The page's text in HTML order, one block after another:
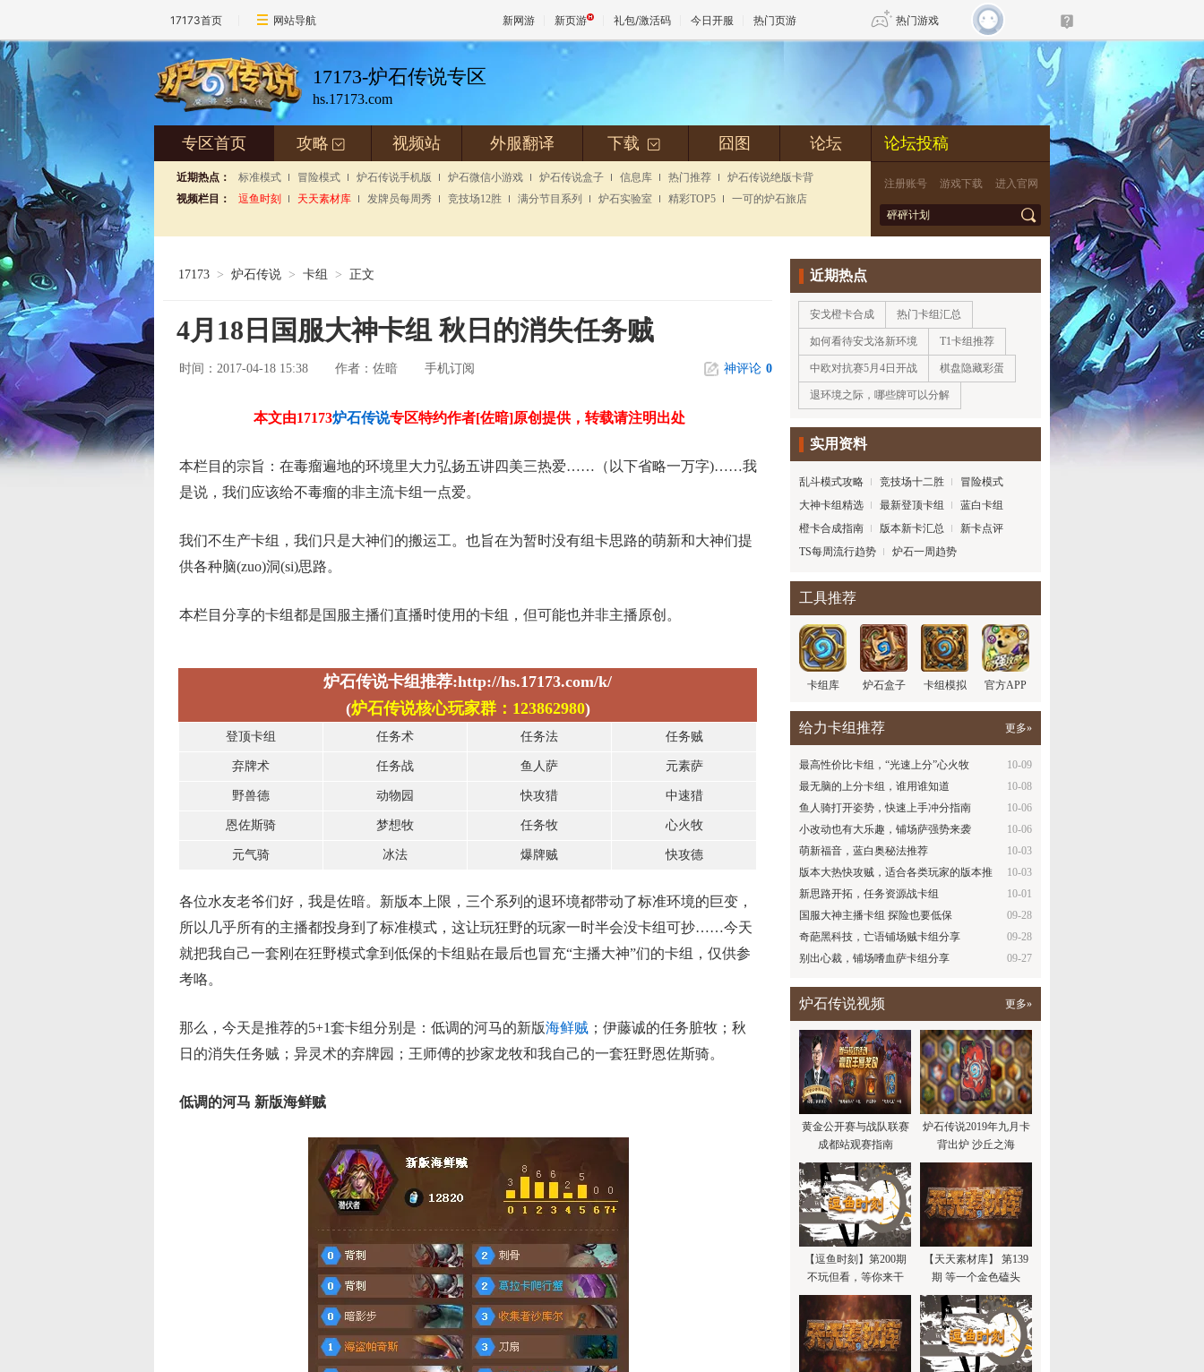
17173首页 网站导航 新网游 新页游 礼包/激活码 今日开服 热门页游 热门游戏
魔兽 传奇4
天堂 剑网3旗舰版 新天龙八部
新仙侠5
17173-炉石传说专区
hs.17173.com
专区首页 攻略 + 视频站 外服翻译 下载 + 囧图 论坛
近期热点： 标准模式 冒险模式 炉石传说手机版 炉石微信小游戏 炉石传说盒子 信息库 热门推荐
炉石传说绝版卡背
视频栏目：
逗鱼时刻 天天素材库 发牌员每周秀 竞技场12胜 满分节目系列 炉石实验室 精彩TOP5 一可的炉石旅店
论坛投稿
注册账号 游戏下载 进入官网
*
17173 > 炉石传说 > 卡组 > 正文
4月18日国服大神卡组 秋日的消失任务贼
时间：2017-04-18 15:38 作者： 佐暗 手机订阅 神评论 0
本文由17173炉石传说专区特约作者[佐暗]原创提供，转载请注明出处
本栏目的宗旨：在毒瘤遍地的环境里大力弘扬五讲四美三热爱……（以下省略一万字)……我
是说，我们应该给不毒瘤的非主流卡组一点爱。
我们不生产卡组，我们只是大神们的搬运工。也旨在为暂时没有组卡思路的萌新和大神们提
供各种脑(zuo)洞(si)思路。
本栏目分享的卡组都是国服主播们直播时使用的卡组，但可能也并非主播原创。
炉石传说卡组推荐:http://hs.17173.com/k/
(炉石传说核心玩家群：123862980)
登顶卡组 任务术 任务法 任务贼
弃牌术 任务战 鱼人萨 元素萨
野兽德 动物园 快攻猎 中速猎
恩佐斯骑 梦想牧 任务牧 心火牧
元气骑 冰法 爆牌贼 快攻德
各位水友老爷们好，我是佐暗。新版本上限，三个系列的退环境都带动了标准环境的巨变，
所以几乎所有的主播都投身到了标准模式，这让玩狂野的玩家一时半会没卡组可抄……今天
就把我自己一套刚在狂野模式拿到低保的卡组贴在最后也冒充“主播大神”们的卡组，仅供参
考咯。
那么，今天是推荐的5+1套卡组分别是：低调的河马的新版海鲜贼 ；伊藤诚的任务脏牧；秋
日的消失任务贼；异灵术的弃牌园；王师傅的抄家龙牧和我自己的一套狂野恩佐斯骑。
低调的河马 新版海鲜贼
近期热点
安戈橙卡合成 热门卡组汇总
如何看待安戈洛新环境 T1卡组推荐
中欧对抗赛5月4日开战 棋盘隐藏彩蛋
退环境之际，哪些牌可以分解
实用资料
乱斗模式攻略 竞技场十二胜
冒险模式
大神卡组精选
最新登顶卡组
蓝白卡组
橙卡合成指南
版本新卡汇总
新卡点评
TS每周流行趋势
炉石一周趋势
工具推荐
卡组库 炉石盒子 卡组模拟 官方APP
给力卡组推荐 更多»
10-09
最高性价比卡组，“光速上分”心火牧
10-08
最无脑的上分卡组，谁用谁知道
10-06
鱼人骑打开姿势，快速上手冲分指南
10-06
小改动也有大乐趣，铺场萨强势来袭
10-03
萌新福音，蓝白奥秘法推荐
10-03
版本大热快攻贼，适合各类玩家的版本推
荐
10-01
新思路开拓，任务资源战卡组
09-28
国服大神主播卡组 探险也要低保
09-28
奇葩黑科技，亡语铺场贼卡组分享
09-27
别出心裁，铺场嗜血萨卡组分享
炉石传说视频 更多»
黄金公开赛与战队联赛
成都站观赛指南
炉石传说2019年九月卡
背出炉 沙丘之海
【逗鱼时刻】第200期
不玩但看，等你来干
【天天素材库】 第139
期 等一个金色磕头